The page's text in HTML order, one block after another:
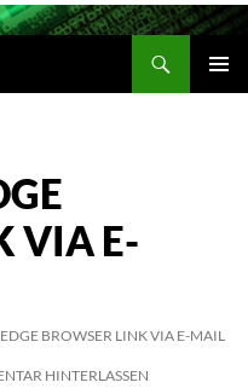
VIA E-
BROWSER LINK VIA E-MAIL
HINTERLASSEN